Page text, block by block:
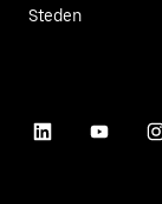
Steden